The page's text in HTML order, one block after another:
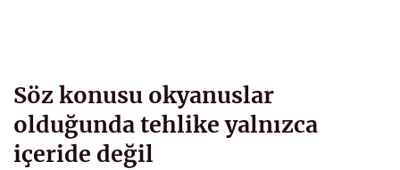
Söz konusu okyanuslar
olduğunda tehlike yalnızca
içeride değil